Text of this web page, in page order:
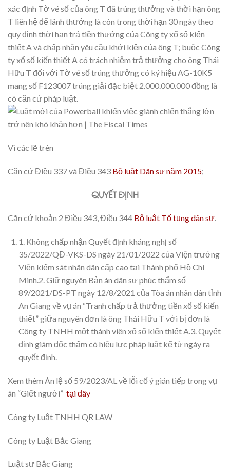
xác định Tờ vé số của ông T đã trúng thưởng và thời hạn ông
T liên hệ để lãnh thưởng là còn trong thời hạn 30 ngày theo
quy định thời hạn trả tiền thưởng của Công ty xổ số kiến
thiết A và chấp nhận yêu cầu khởi kiện của ông T; buộc Công
ty xổ số kiến thiết A có trách nhiệm trả thưởng cho ông Thái
Hữu T đối với Tờ vé số trúng thưởng có ký hiệu AG-10K5
mang số F123007 trúng giải đặc biệt 2.000.000.000 đồng là
có căn cứ pháp luật.
Vì các lẽ trên
Căn cứ Điều 337 và Điều 343 Bộ luật Dân sự năm 2015;
QUYẾT ĐỊNH
Căn cứ khoản 2 Điều 343, Điều 344 Bộ luật Tố tụng dân sự.
1. Không chấp nhận Quyết định kháng nghị số
35/2022/QĐ-VKS-DS ngày 21/01/2022 của Viện trưởng
Viện kiểm sát nhân dân cấp cao tại Thành phố Hồ Chí
Minh.2. Giữ nguyên Bản án dân sự phúc thẩm số
89/2021/DS-PT ngày 12/8/2021 của Tòa án nhân dân tỉnh
An Giang về vụ án “Tranh chấp trả thưởng tiền xổ số kiến
thiết” giữa nguyên đơn là ông Thái Hữu T với bị đơn là
Công ty TNHH một thành viên xổ số kiến thiết A.3. Quyết
định giám đốc thẩm có hiệu lực pháp luật kể từ ngày ra
quyết định.
Xem thêm Án lệ số 59/2023/AL về lỗi cố ý gián tiếp trong vụ
án “Giết người” tại đây
Công ty Luật TNHH QR LAW
Công ty Luật Bắc Giang
Luật sư Bắc Giang